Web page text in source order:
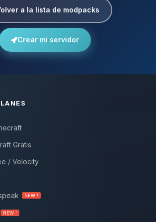
a la lista de modpacks
Crear mi servidor
Gratis
/ Velocity
NEW !
NEW !